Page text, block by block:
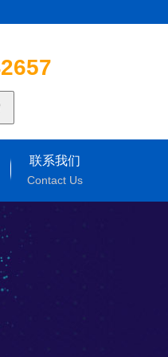
联系我们
Contact Us